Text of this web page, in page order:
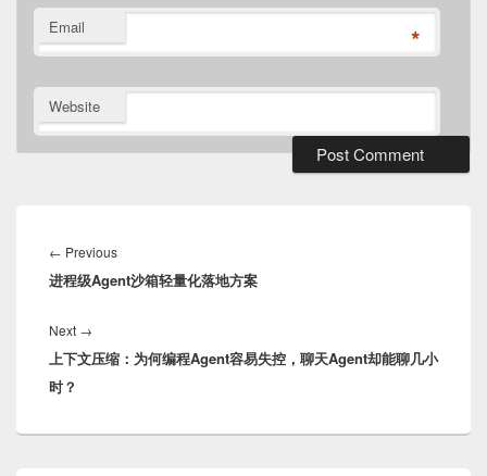
Email *
Website
navigation
← PreviousPrevious
post:
进程级Agent沙箱轻量化落地方案
Next →
post:
上下文压缩：为何编程Agent容易失控，聊天Agent却能聊几小
时？